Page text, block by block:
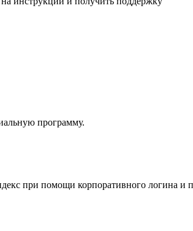
программу.
при помощи корпоративного логина и